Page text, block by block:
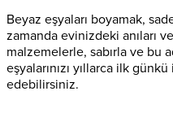
Beyaz eşyaları boyamak,
zamanda evinizdeki anıları
malzemelerle, sabırla ve bu
eşyalarınızı yıllarca ilk
edebilirsiniz.